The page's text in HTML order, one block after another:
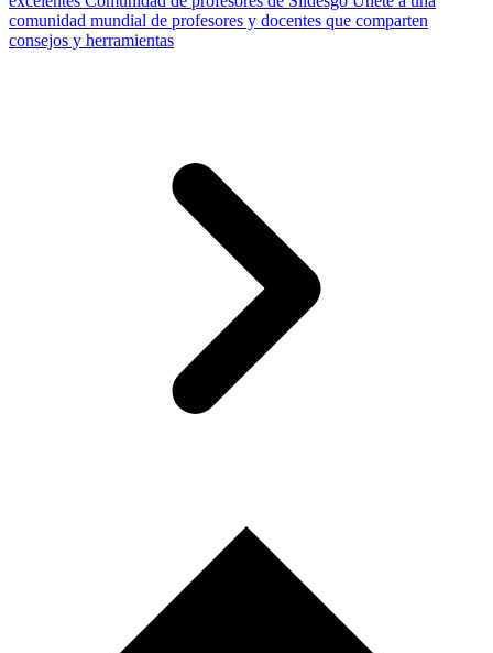
comunidad mundial de profesores y docentes que comparten
consejos y herramientas